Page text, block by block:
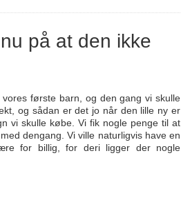
på at den ikke
første barn, og den gang vi skulle
og sådan er det jo når den lille ny er
vi skulle købe. Vi fik nogle penge til at
dengang. Vi ville naturligvis have en
for billig, for deri ligger der nogle